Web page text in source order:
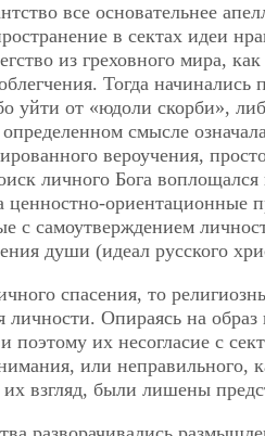
все основательнее
в сектах идеи
из греховного мира,
Тогда
уйти от «юдоли скорби»,
смысле
вероучения,
личного Бога
ценностно-ориентационные
с самоутверждением
души (идеал русского
спасения, то
личности. Опираясь на
поэтому их несогласие с
или неправильного,
взгляд, были лишены